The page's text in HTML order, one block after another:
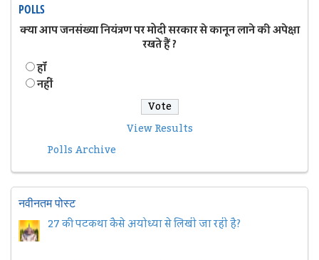
POLLS
क्या आप जनसंख्या नियंत्रण पर मोदी सरकार से कानून लाने की अपेक्षा
रखते हैं ?
हॉं
नहीं
View Results
Polls Archive
नवीनतम पोस्ट
27 की पटकथा कैसे अयोध्या से लिखी जा रही है?